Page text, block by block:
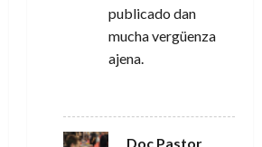
publicado dan
mucha vergüenza
ajena.
Doc Pastor